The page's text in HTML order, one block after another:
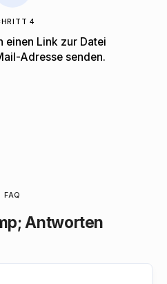
4
einen Link zur Datei
Adresse senden.
FAQ
Antworten